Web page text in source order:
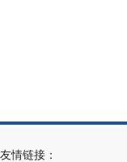
友情链接：